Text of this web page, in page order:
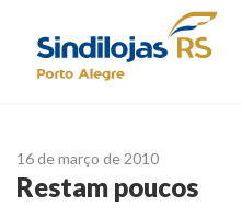
16 de março de 2010
Restam poucos